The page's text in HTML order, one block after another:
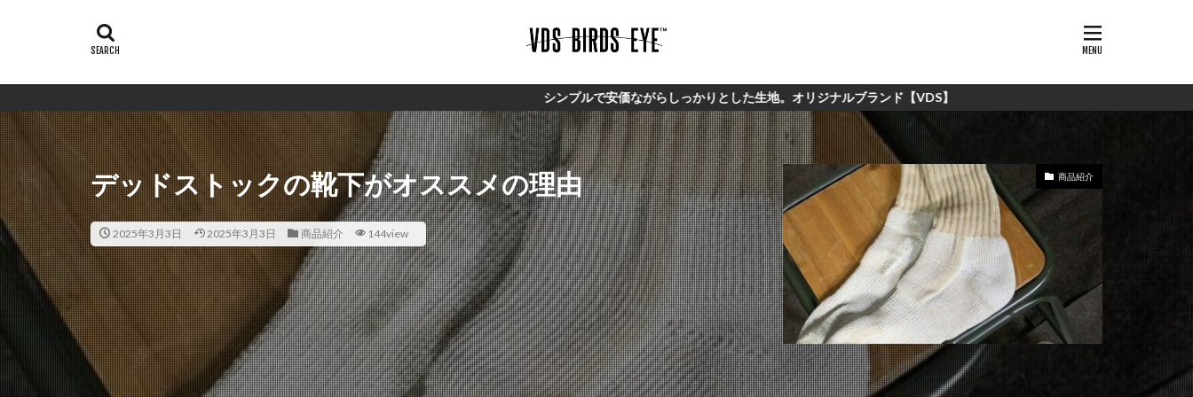
シンプルで安価ながらしっかりとした生地。オリジナルブランド【VDS】
デッドストックの靴下がオススメの理由
2025年3月3日 2025年3月3日 商品紹介 144view
商品紹介